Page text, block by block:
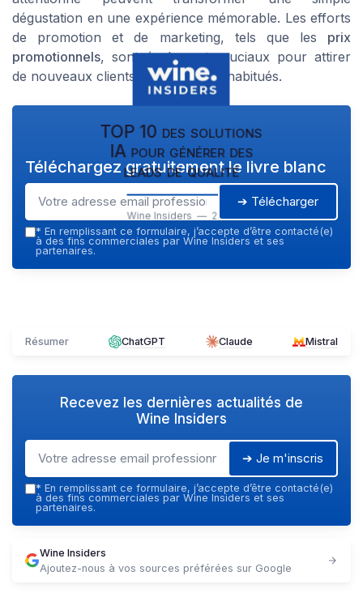
dégustation en une expérience mémorable. Les efforts
de promotion et de marketing, tels que les prix
promotionnels, sont également cruciaux pour attirer
de nouveaux clients et fidéliser les habitués.
TOP 10 des solutions
IA pour générer des
leads de qualité
Wine Insiders — 2026
Téléchargez gratuitement le livre blanc
➔ Télécharger
* En remplissant ce formulaire, j’accepte d’être contacté(e)
à des fins commerciales par Wine Insiders et ses
partenaires.
Résumer ChatGPT Claude Mistral
Recevez les dernières actualités de
Wine Insiders
➔ Je m'inscris
* En remplissant ce formulaire, j’accepte d’être contacté(e)
à des fins commerciales par Wine Insiders et ses
partenaires.
Wine Insiders
Ajoutez-nous à vos sources préférées sur Google